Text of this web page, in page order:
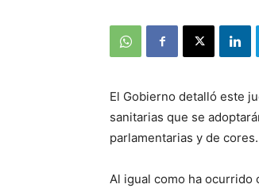
El Gobierno detalló este
sanitarias que se
parlamentarias y de cores.
Al igual como ha ocurrido